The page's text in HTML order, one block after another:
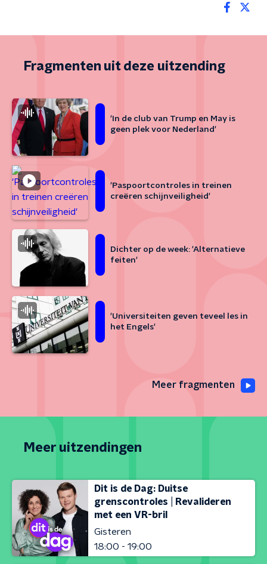
Fragmenten uit deze uitzending
'In de club van Trump en May is
geen plek voor Nederland'
'Paspoortcontroles in treinen
creëren schijnveiligheid'
Dichter op de week: 'Alternatieve
feiten'
'Universiteiten geven teveel les in
het Engels'
Meer fragmenten
Meer uitzendingen
Dit is de Dag: Duitse
grenscontroles | Revalideren
met een VR-bril
Gisteren
18:00 - 19:00